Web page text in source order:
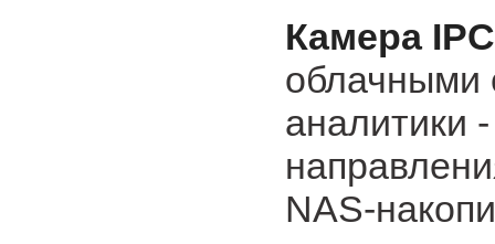
Камера
облачными
аналитики
NAS-